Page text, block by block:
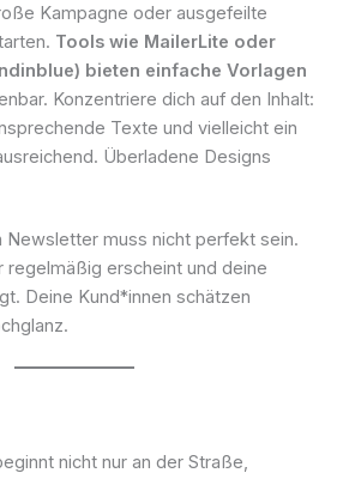
Kampagne oder ausgefeilte
Tools wie MailerLite oder
bieten einfache Vorlagen
Konzentriere dich auf den Inhalt:
Texte und vielleicht ein
Überladene Designs
Newsletter muss nicht perfekt sein.
regelmäßig erscheint und deine
Deine Kund*innen schätzen
nicht nur an der Straße,